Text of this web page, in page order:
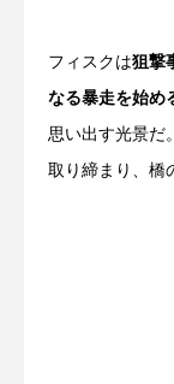
フィスクは狙撃
なる暴走を始め
思い出す光景だ
取り締まり、橋